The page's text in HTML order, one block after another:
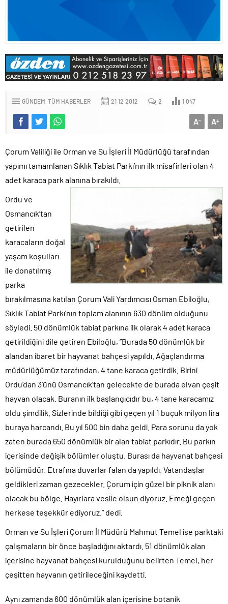
GÜNDEM TÜM HABERLER 21.12.2012 2 1.047
A+
A-
Çorum Valiliği ile Orman ve Su İşleri İl Müdürlüğü tarafından
yapımı tamamlanan Sıklık Tabiat Parkı’nın ilk misafirleri olan 4
adet karaca park alanına bırakıldı.
Ordu ve
Osmancık’tan
getirilen
karacaların doğal
yaşam koşulları
ile donatılmış
parka
bırakılmasına katılan Çorum Vali Yardımcısı Osman Ebiloğlu,
Sıklık Tabiat Parkı’nın toplam alanının 630 dönüm olduğunu
söyledi. 50 dönümlük tabiat parkına ilk olarak 4 adet karaca
getirildiğini dile getiren Ebiloğlu, ”Burada 50 dönümlük bir
alandan ibaret bir hayvanat bahçesi yapıldı. Ağaçlandırma
müdürlüğümüz tarafından, 4 tane karaca getirdik. Birini
Ordu’dan 3’ünü Osmancık’tan gelecekte de burada elvan çeşit
hayvan olacak. Buranın ilk başlangıcıdır bu, 4 tane karacamız
oldu şimdilik. Sizlerinde bildiği gibi geçen yıl 1 buçuk milyon lira
buraya harcandı. Bu yıl 500 bin daha geldi. Para sorunu da yok
zaten burada 650 dönümlük bir alan tabiat parkıdır. Bu parkın
içerisinde değişik bölümler oluştu. Burası da hayvanat bahçesi
bölümüdür. Etrafına duvarlar falan da yapıldı. Vatandaşlar
geldikleri zaman gezecekler. Çorum için güzel bir piknik alanı
olacak bu bölge. Hayırlara vesile olsun diyoruz. Emeği geçen
herkese teşekkür ediyoruz.” dedi.
Orman ve Su İşleri Çorum İl Müdürü Mahmut Temel ise parktaki
çalışmaların bir önce başladığını aktardı. 51 dönümlük alan
içerisine hayvanat bahçesi kurulduğunu belirten Temel, her
çeşitten hayvanın getirileceğini kaydetti.
Aynı zamanda 600 dönümlük alan içerisine botanik